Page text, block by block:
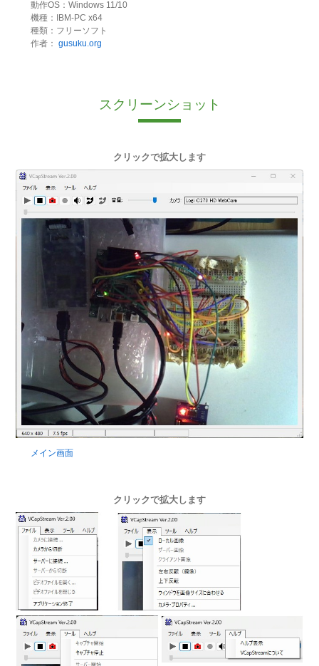
動作OS：Windows 11/10
機種：IBM-PC x64
種類：フリーソフト
作者： gusuku.org
スクリーンショット
クリックで拡大します
メイン画面
クリックで拡大します